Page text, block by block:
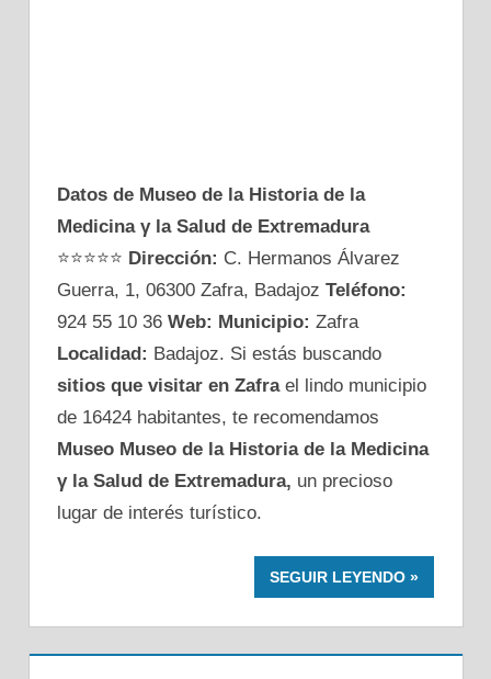
Datos de Museo de la Historia de la
Medicina γ la Salud de Extremadura
⭐⭐⭐⭐⭐ Dirección: C. Hermanos Álvarez
Guerra, 1, 06300 Zafra, Badajoz Teléfono:
924 55 10 36 Web: Municipio: Zafra
Localidad: Badajoz. Si estás buscando
sitios que visitar en Zafrael lindo municipio
de 16424 habitantes, te recomendamos
Museo Museo de la Historia de la Medicina
γ la Salud de Extremadura, un precioso
lugar de interés turístico.
SEGUIR LEYENDO